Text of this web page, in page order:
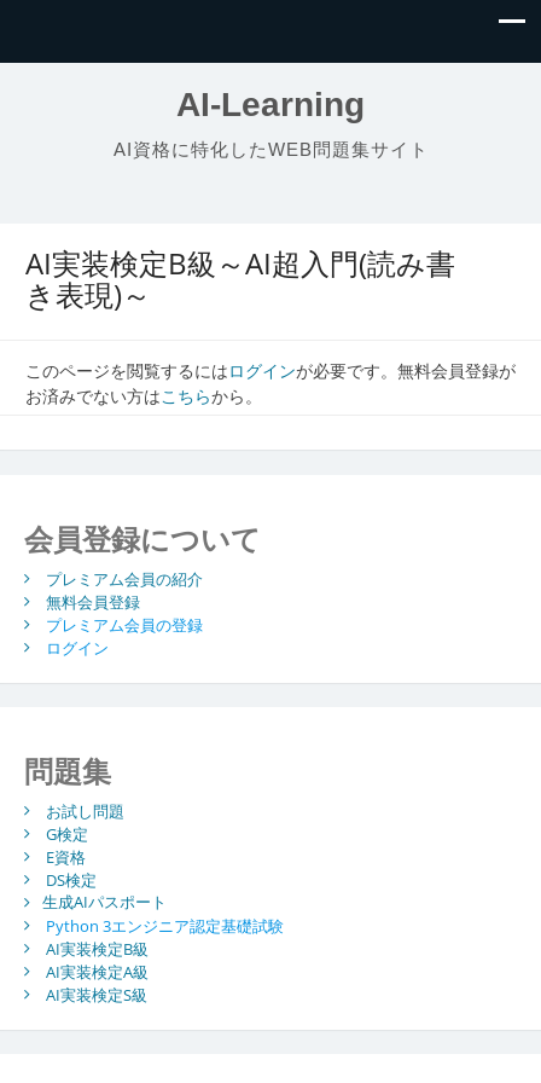
AI-Learning
AI資格に特化したWEB問題集サイト
AI実装検定B級～AI超入門(読み書
き表現)～
このページを閲覧するにはログインが必要です。無料会員登録が
お済みでない方はこちらから。
会員登録について
プレミアム会員の紹介
無料会員登録
プレミアム会員の登録
ログイン
問題集
お試し問題
G検定
E資格
DS検定
生成AIパスポート
Python 3エンジニア認定基礎試験
AI実装検定B級
AI実装検定A級
AI実装検定S級